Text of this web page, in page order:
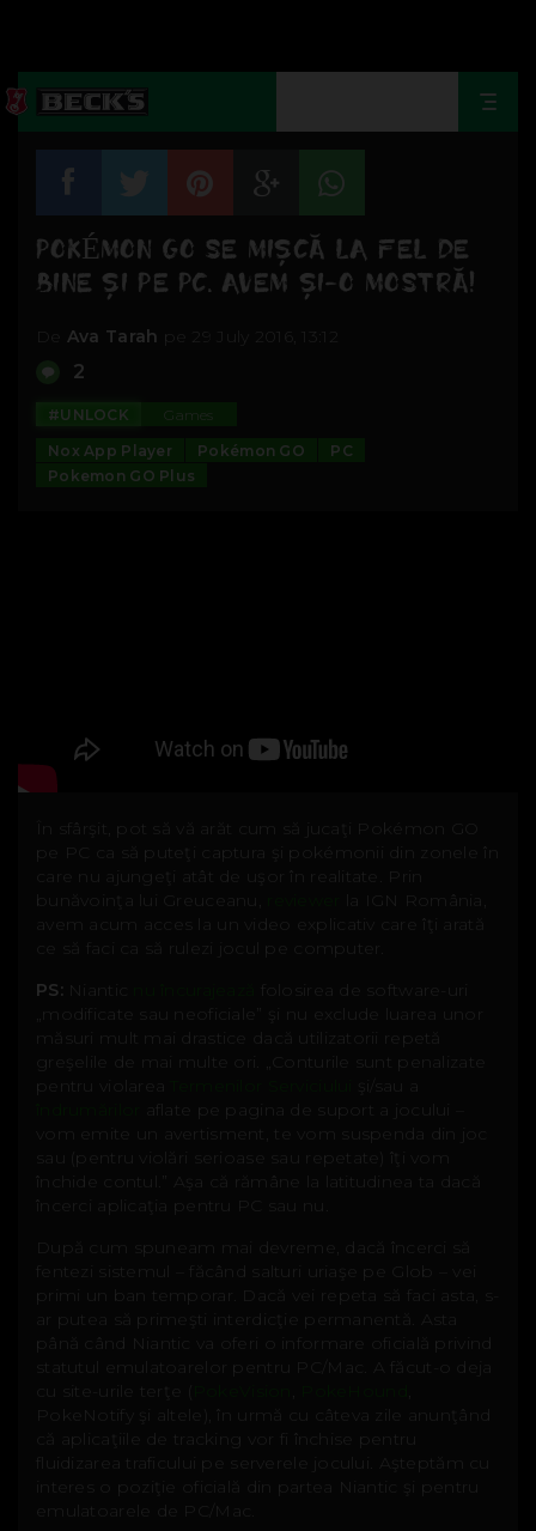
POKÉMON GO SE MIŞCĂ LA FEL DE
BINE ŞI PE PC. AVEM ŞI-O MOSTRĂ!
Ava Tarah pe 29 July 2016, 13:12
2
#UNLOCK
Games
Nox App Player
Pokémon GO
PC
Pokemon GO Plus
În sfârşit, pot să vă arăt cum să jucaţi Pokémon GO
pe PC ca să puteţi captura şi pokémonii din zonele în
care nu ajungeţi atât de uşor în realitate. Prin
bunăvoinţa lui Greuceanu,
la IGN România,
avem acum acces la un video explicativ care îţi arată
ce să faci ca să rulezi jocul pe computer.
PS:
Niantic
folosirea de software-uri
„modificate sau neoficiale” şi nu exclude luarea unor
măsuri mult mai drastice dacă utilizatorii repetă
greşelile de mai multe ori. „Conturile sunt penalizate
pentru violarea
aflate pe pagina de suport a jocului –
vom emite un avertisment, te vom suspenda din joc
sau (pentru violări serioase sau repetate) îţi vom
închide contul.” Aşa că rămâne la latitudinea ta dacă
încerci aplicaţia pentru PC sau nu.
După cum spuneam mai devreme, dacă încerci să
fentezi sistemul – făcând salturi uriaşe pe Glob – vei
primi un ban temporar. Dacă vei repeta să faci asta, s-
ar putea să primeşti interdicţie permanentă. Asta
până când Niantic va oferi o informare oficială privind
statutul emulatoarelor pentru PC/Mac. A făcut-o deja
cu site-urile terţe (
PokeNotify şi altele), în urmă cu câteva zile anunţând
că aplicaţiile de tracking vor fi închise pentru
fluidizarea traficului pe serverele jocului. Aşteptăm cu
interes o poziţie oficială din partea Niantic şi pentru
emulatoarele de PC/Mac.